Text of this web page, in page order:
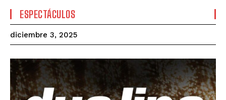
ESPECTÁCULOS
diciembre 3, 2025